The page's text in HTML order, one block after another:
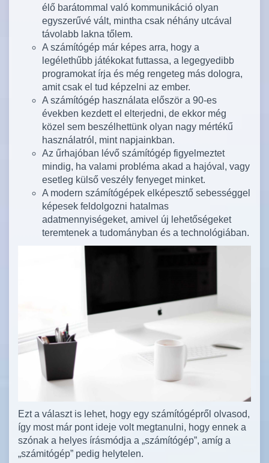
élő barátommal való kommunikáció olyan
egyszerűvé vált, mintha csak néhány utcával
távolabb lakna tőlem.
A számítógép már képes arra, hogy a
legélethűbb játékokat futtassa, a legegyedibb
programokat írja és még rengeteg más dologra,
amit csak el tud képzelni az ember.
A számítógép használata először a 90-es
években kezdett el elterjedni, de ekkor még
közel sem beszélhettünk olyan nagy mértékű
használatról, mint napjainkban.
Az űrhajóban lévő számítógép figyelmeztet
mindig, ha valami probléma akad a hajóval, vagy
esetleg külső veszély fenyeget minket.
A modern számítógépek elképesztő sebességgel
képesek feldolgozni hatalmas
adatmennyiségeket, amivel új lehetőségeket
teremtenek a tudományban és a technológiában.
Ezt a választ is lehet, hogy egy számítógépről olvasod,
így most már pont ideje volt megtanulni, hogy ennek a
szónak a helyes írásmódja a „számítógép”, amíg a
„számitógép” pedig helytelen.